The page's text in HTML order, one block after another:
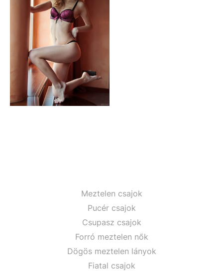
Meztelen csajok
Pucér csajok
Csupasz csajok
Forró meztelen nők
Dögös meztelen lányok
Fiatal csajok